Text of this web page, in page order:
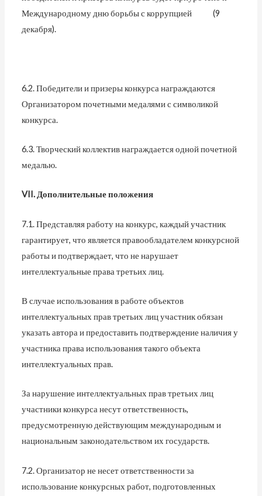
Международному дню борьбы с коррупцией (9
декабря).
6.2. Победители и призеры конкурса награждаются
Организатором почетными медалями с символикой
конкурса.
6.3. Творческий коллектив награждается одной почетной
медалью.
VII. Дополнительные положения
7.1. Представляя работу на конкурс, каждый участник
гарантирует, что является правообладателем конкурсной
работы и подтверждает, что не нарушает
интеллектуальные права третьих лиц.
В случае использования в работе объектов
интеллектуальных прав третьих лиц участник обязан
указать автора и предоставить подтверждение наличия у
участника права использования такого объекта
интеллектуальных прав.
За нарушение интеллектуальных прав третьих лиц
участники конкурса несут ответственность,
предусмотренную действующим международным и
национальным законодательством их государств.
7.2. Организатор не несет ответственности за
использование конкурсных работ, подготовленных